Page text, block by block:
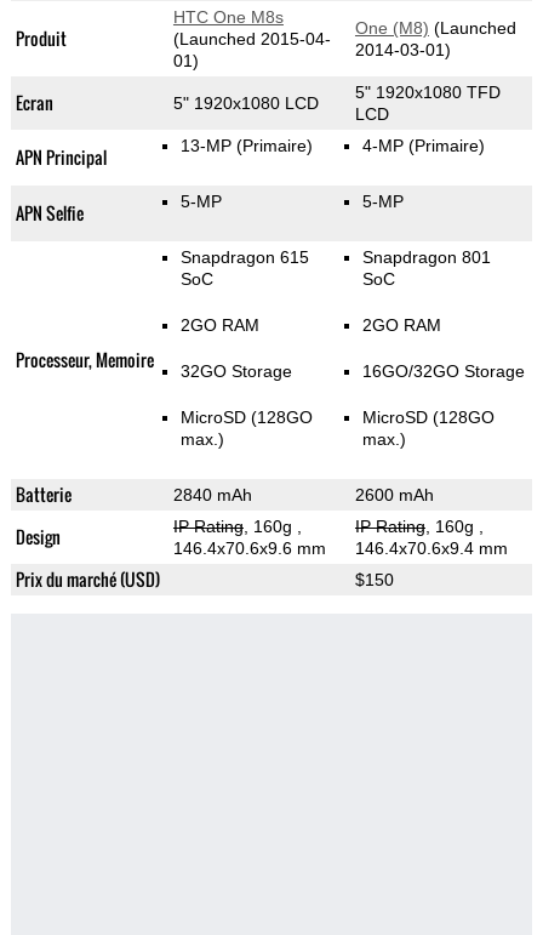
Produit
HTC One M8s
(Launched 2015-04-
01)
One (M8) (Launched
2014-03-01)
Ecran 5" 1920x1080 LCD
5" 1920x1080 TFD
LCD
APN Principal 13-MP (Primaire) 4-MP (Primaire)
APN Selfie 5-MP 5-MP
Processeur, Memoire
Snapdragon 615
SoC
2GO RAM
32GO Storage
MicroSD (128GO
max.)
Snapdragon 801
SoC
2GO RAM
16GO/32GO Storage
MicroSD (128GO
max.)
Batterie 2840 mAh 2600 mAh
Design IP Rating, 160g
146.4x70.6x9.6 mm
IP Rating, 160g
146.4x70.6x9.4 mm
Prix du marché (USD) $150